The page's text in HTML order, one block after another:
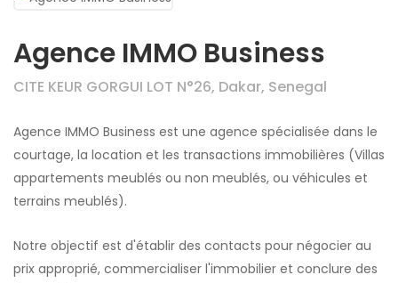
Agence IMMO Business
CITE KEUR GORGUI LOT N°26, Dakar, Senegal
Agence IMMO Business est une agence spécialisée dans le
courtage, la location et les transactions immobilières (Villas
appartements meublés ou non meublés, ou véhicules et
terrains meublés).
Notre objectif est d'établir des contacts pour négocier au
prix approprié, commercialiser l'immobilier et conclure des